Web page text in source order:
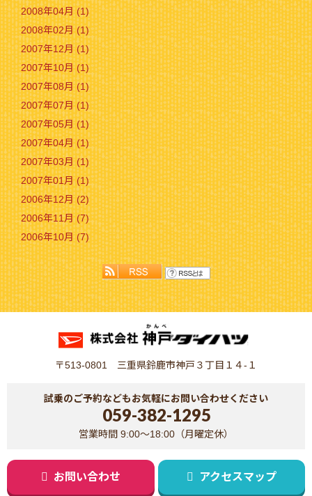
2008年04月 (1)
2008年02月 (1)
2007年12月 (1)
2007年10月 (1)
2007年08月 (1)
2007年07月 (1)
2007年05月 (1)
2007年04月 (1)
2007年03月 (1)
2007年01月 (1)
2006年12月 (2)
2006年11月 (7)
2006年10月 (7)
〒513-0801 三重県鈴鹿市神戸３丁目１４-１
試乗のご予約などもお気軽にお問い合わせください
059-382-1295
営業時間 9:00～18:00（月曜定休）
お問い合わせ アクセスマップ